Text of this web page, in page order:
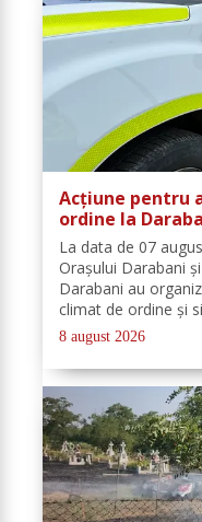
Acțiune pentru
ordine la
La data de 07
Orașului Darabani
Darabani au
climat de ordine și
de siguranță
localitatea...
8 august 2026